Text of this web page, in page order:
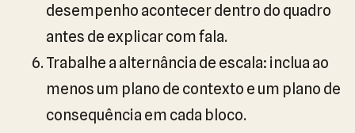
desempenho acontecer dentro do quadro
antes de explicar com fala.
Trabalhe a alternância de escala: inclua ao
menos um plano de contexto e um plano de
consequência em cada bloco.